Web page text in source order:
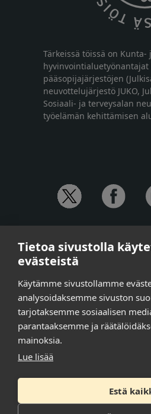
Tärkeissä töissä on Kunta-
hyvinvointialuetyönantajat
pääsopijajärjestöjen
neuvottelujärjestö JUKO,
Sosiaali- ja terveysalan
työelämän kehittämisen
Anna-Mari Jaanu,
puh. +358 50 572 4620
Henna Honkalo,
puh. +358 50 479 6618
Ilari Raiski, viestintä- ja
puh. +358 45 130 3832
Susanna Laasio,
tarkeissatoissa[a]kt.fi
Tilaa uutiskirje
Tietoa sivustolla
evästeistä
Käytämme sivustollamme
analysoidaksemme sivuston
tarjotaksemme sosiaalisen
parantaaksemme ja
mainoksia.
Lue lisää
Estä